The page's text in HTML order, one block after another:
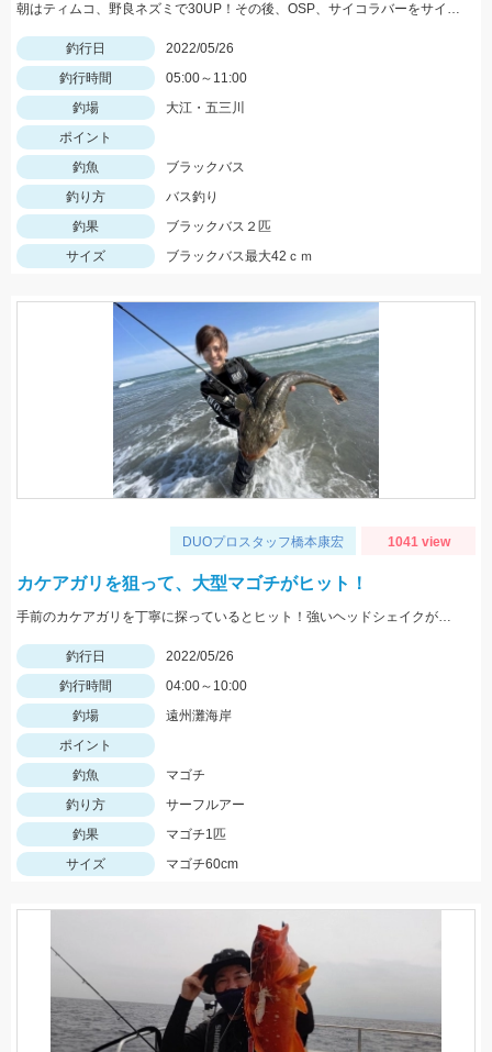
朝はティムコ、野良ネズミで30UP！その後、OSP、サイコラバーをサイトで使い、40UPをGETしました！
釣行日
2022/05/26
釣行時間
05:00～11:00
釣場
大江・五三川
ポイント
釣魚
ブラックバス
釣り方
バス釣り
釣果
ブラックバス２匹
サイズ
ブラックバス最大42ｃｍ
DUOプロスタッフ橋本康宏 1041 view
カケアガリを狙って、大型マゴチがヒット！
手前のカケアガリを丁寧に探っているとヒット！強いヘッドシェイクがたまりません！
釣行日
2022/05/26
釣行時間
04:00～10:00
釣場
遠州灘海岸
ポイント
釣魚
マゴチ
釣り方
サーフルアー
釣果
マゴチ1匹
サイズ
マゴチ60cm